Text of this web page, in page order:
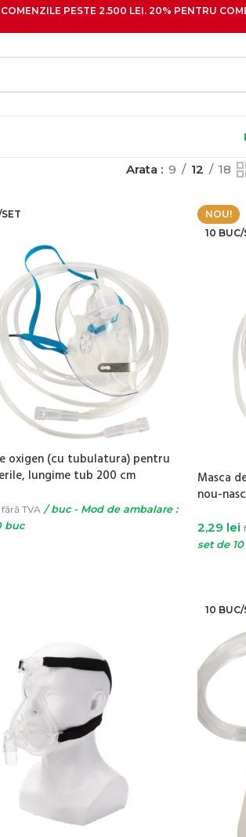
PESTE 2.500 LEI. 20% PENTRU
Arata 9 12 18
oxigen (cu tubulatura) pentru
lungime tub 200 cm
fără TVA / buc - Mod de ambalare :
buc
NOU!
10 BUC/
Masca
nou-
2,29 lei
set de
10 BUC/